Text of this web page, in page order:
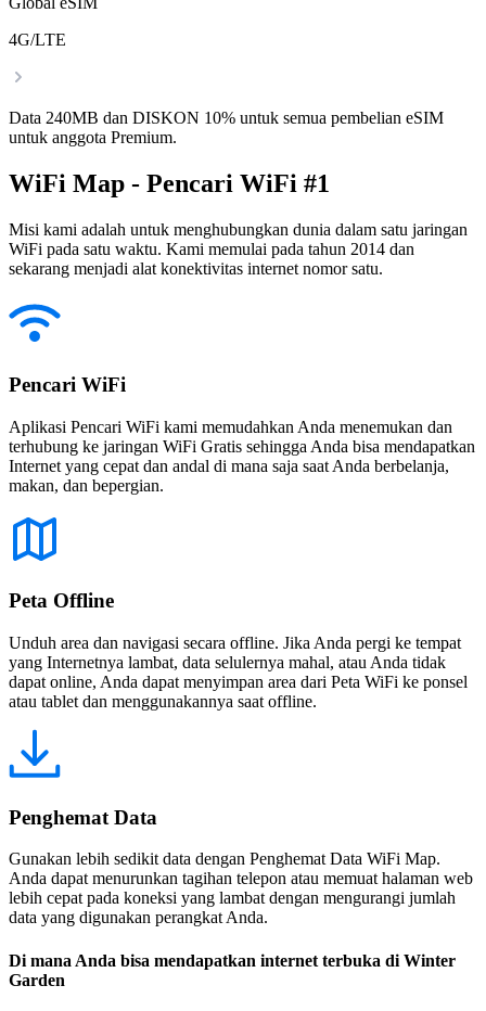
4G/LTE
Data 240MB dan DISKON 10% untuk semua pembelian eSIM
untuk anggota Premium.
WiFi Map - Pencari WiFi #1
Misi kami adalah untuk menghubungkan dunia dalam satu jaringan
WiFi pada satu waktu. Kami memulai pada tahun 2014 dan
sekarang menjadi alat konektivitas internet nomor satu.
Pencari WiFi
Aplikasi Pencari WiFi kami memudahkan Anda menemukan dan
terhubung ke jaringan WiFi Gratis sehingga Anda bisa mendapatkan
Internet yang cepat dan andal di mana saja saat Anda berbelanja,
makan, dan bepergian.
Peta Offline
Unduh area dan navigasi secara offline. Jika Anda pergi ke tempat
yang Internetnya lambat, data selulernya mahal, atau Anda tidak
dapat online, Anda dapat menyimpan area dari Peta WiFi ke ponsel
atau tablet dan menggunakannya saat offline.
Penghemat Data
Gunakan lebih sedikit data dengan Penghemat Data WiFi Map.
Anda dapat menurunkan tagihan telepon atau memuat halaman web
lebih cepat pada koneksi yang lambat dengan mengurangi jumlah
data yang digunakan perangkat Anda.
Di mana Anda bisa mendapatkan internet terbuka di Winter
Garden